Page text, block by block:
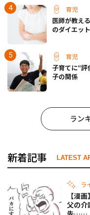
育児
医師が教え
のダイエッ
育児
子育てに“評
子の関係
ラン
新着記事 LATEST
ラ
【漫
父の介